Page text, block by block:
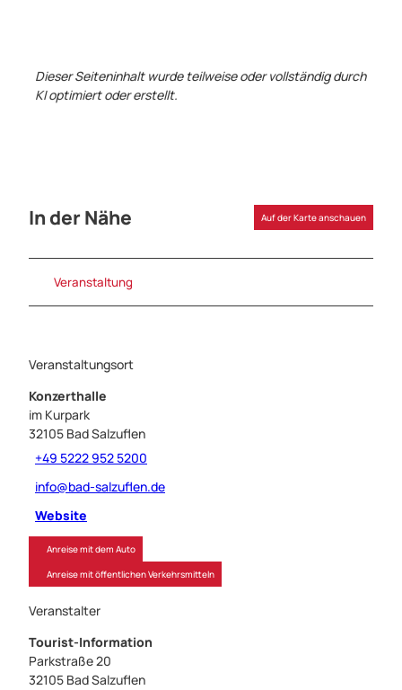
Dieser Seiteninhalt wurde teilweise oder vollständig durch
KI optimiert oder erstellt.
In der Nähe Auf der Karte anschauen
Veranstaltung
Veranstaltungsort
Konzerthalle
im Kurpark
32105 Bad Salzuflen
+49 5222 952 5200
info@bad-salzuflen.de
Website
Anreise mit dem Auto
Anreise mit öffentlichen Verkehrsmitteln
Veranstalter
Tourist-Information
Parkstraße 20
32105 Bad Salzuflen